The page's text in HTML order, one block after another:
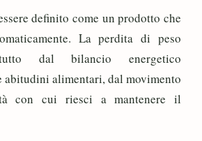
definito come un prodotto che
La perdita di peso
dal bilancio energetico
abitudini alimentari, dal movimento
con cui riesci a mantenere il